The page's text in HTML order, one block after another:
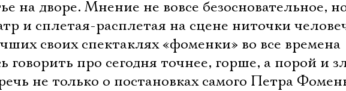
на дворе. Мнение не вовсе безосновательное,
и сплетая-расплетая на сцене ниточки
своих спектаклях «фоменки» во все времена
говорить про сегодня точнее, горше, а порой и
не только о постановках самого Петра